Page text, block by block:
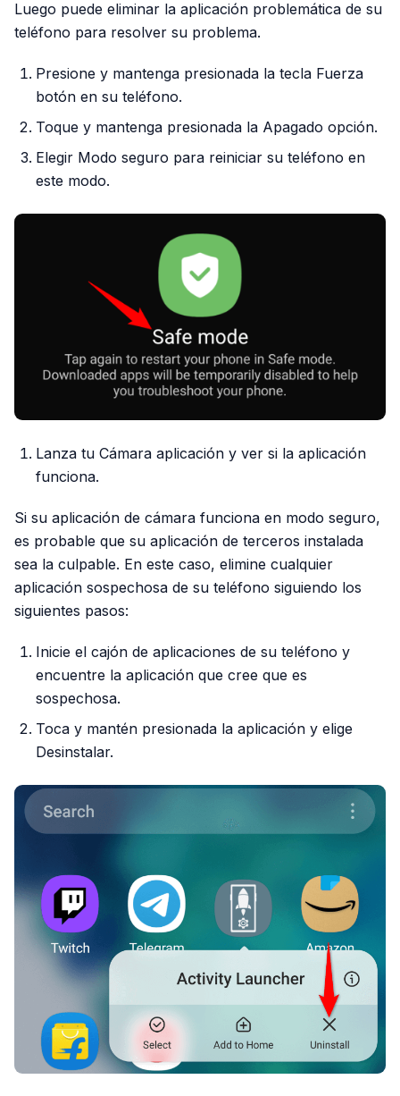
Luego puede eliminar la aplicación problemática de su
teléfono para resolver su problema.
Presione y mantenga presionada la tecla Fuerza
botón en su teléfono.
Toque y mantenga presionada la Apagado opción.
Elegir Modo seguro para reiniciar su teléfono en
este modo.
Lanza tu Cámara aplicación y ver si la aplicación
funciona.
Si su aplicación de cámara funciona en modo seguro,
es probable que su aplicación de terceros instalada
sea la culpable. En este caso, elimine cualquier
aplicación sospechosa de su teléfono siguiendo los
siguientes pasos:
Inicie el cajón de aplicaciones de su teléfono y
encuentre la aplicación que cree que es
sospechosa.
Toca y mantén presionada la aplicación y elige
Desinstalar.